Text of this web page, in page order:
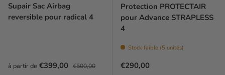
Supair Sac Airbag
reversible pour radical 4
Prix soldé
à partir de €399,00 Prix habituel
€500,00
Protection PROTECTAIR
pour Advance STRAPLESS
4
Stock faible (5 unités)
Prix habituel
€290,00